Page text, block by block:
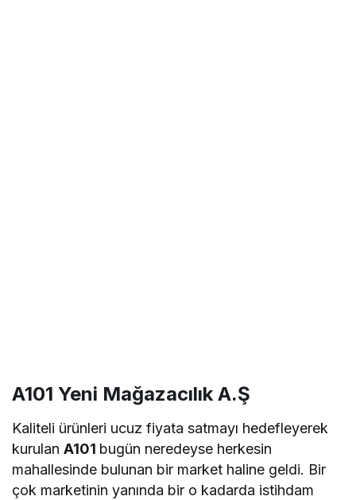
A101 Yeni Mağazacılık A.Ş
Kaliteli ürünleri ucuz fiyata satmayı hedefleyerek
kurulanA101 bugün neredeyse herkesin
mahallesinde bulunan bir market haline geldi. Bir
çok marketinin yanında bir o kadarda istihdam